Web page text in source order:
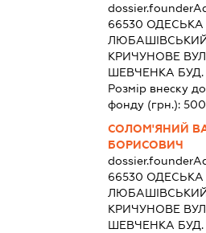
66530
КРИЧУНОВЕ
ШЕВЧЕНКА БУД.
Розмір внеску
фонду (грн.): 500
СОЛОМ'ЯНИЙ
БОРИСОВИЧ
66530
КРИЧУНОВЕ
ШЕВЧЕНКА БУД.